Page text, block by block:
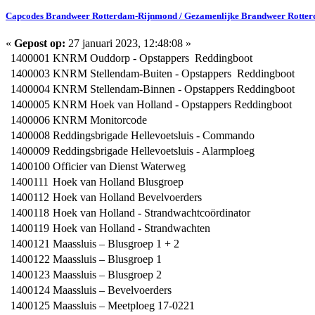
Capcodes Brandweer Rotterdam-Rijnmond / Gezamenlijke Brandweer
« Gepost op: 27 januari 2023, 12:48:08 »
1400001 KNRM Ouddorp - Opstappers Reddingboot
1400003 KNRM Stellendam-Buiten - Opstappers Reddingboot
1400004 KNRM Stellendam-Binnen - Opstappers Reddingboot
1400005 KNRM Hoek van Holland - Opstappers Reddingboot
1400006 KNRM Monitorcode
1400008 Reddingsbrigade Hellevoetsluis - Commando
1400009 Reddingsbrigade Hellevoetsluis - Alarmploeg
1400100 Officier van Dienst Waterweg
1400111 Hoek van Holland Blusgroep
1400112 Hoek van Holland Bevelvoerders
1400118 Hoek van Holland - Strandwachtcoördinator
1400119 Hoek van Holland - Strandwachten
1400121 Maassluis – Blusgroep 1 + 2
1400122 Maassluis – Blusgroep 1
1400123 Maassluis – Blusgroep 2
1400124 Maassluis – Bevelvoerders
1400125 Maassluis – Meetploeg 17-0221